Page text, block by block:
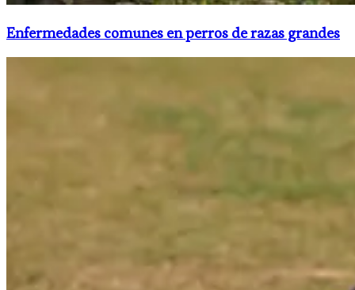
Enfermedades comunes en perros de razas grandes